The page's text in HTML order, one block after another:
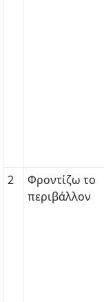
2
Φροντίζω το
περιβάλλον